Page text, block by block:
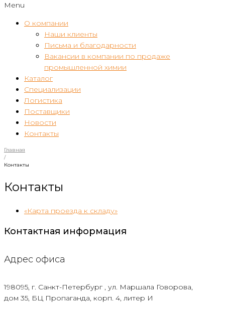
Menu
О компании
Наши клиенты
Письма и благодарности
Вакансии в компании по продаже
промышленной химии
Каталог
Специализации
Логистика
Поставщики
Новости
Контакты
Главная
/
Контакты
Контакты
«Карта проезда к складу»
Контактная информация
Адрес офиса
198095, г. Санкт-Петербург , ул. Маршала Говорова,
дом 35, БЦ Пропаганда, корп. 4, литер И